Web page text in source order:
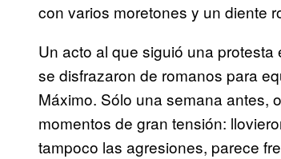
con varios moretones y un diente
Un acto al que siguió una
se disfrazaron de romanos para
Máximo. Sólo una semana antes,
momentos de gran tensión:
tampoco las agresiones, parece